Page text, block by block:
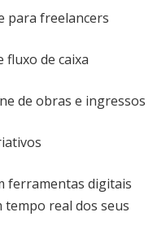
para freelancers
fluxo de caixa
de obras e ingressos
ferramentas digitais
real dos seus